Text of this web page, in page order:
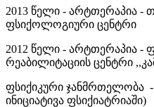
2013 წელი - არტთერაპია -
ფსიქოლოგიური ცენტრი
2012 წელი - არტთერაპია -
რეაბილიტაციის ცენტრი
ფსიქიკური ჯანმრთელობა
ინიციატივა ფსიქიატრიაში)